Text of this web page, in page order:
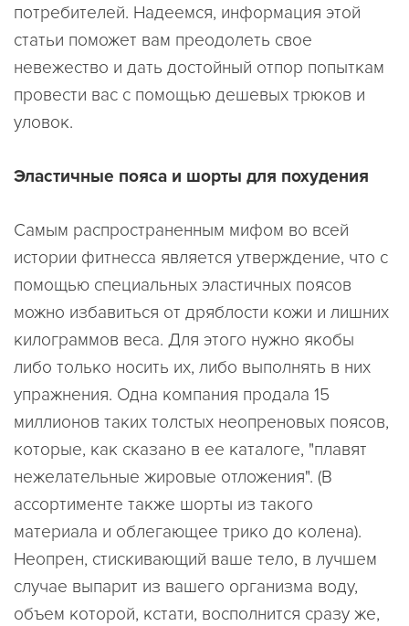
потребителей. Надеемся, информация этой
статьи поможет вам преодолеть свое
невежество и дать достойный отпор попыткам
провести вас с помощью дешевых трюков и
уловок.
Эластичные пояса и шорты для похудения
Самым распространенным мифом во всей
истории фитнесса является утверждение, что с
помощью специальных эластичных поясов
можно избавиться от дряблости кожи и лишних
килограммов веса. Для этого нужно якобы
либо только носить их, либо выполнять в них
упражнения. Одна компания продала 15
миллионов таких толстых неопреновых поясов,
которые, как сказано в ее каталоге, "плавят
нежелательные жировые отложения". (В
ассортименте также шорты из такого
материала и облегающее трико до колена).
Неопрен, стискивающий ваше тело, в лучшем
случае выпарит из вашего организма воду,
объем которой, кстати, восполнится сразу же,